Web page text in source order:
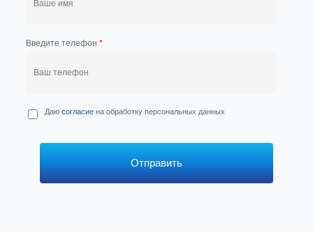
Введите телефон *
П
е
Даю согласиена обработку персональных данных
Отправить